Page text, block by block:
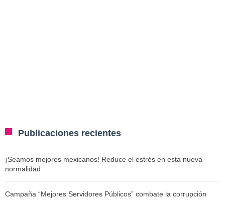
Publicaciones recientes
¡Seamos mejores mexicanos! Reduce el estrés en esta nueva
normalidad
Campaña “Mejores Servidores Públicos” combate la corrupción